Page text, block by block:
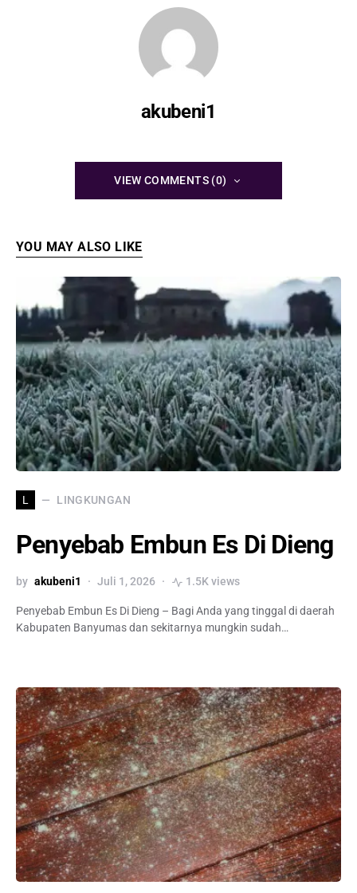
akubeni1
VIEW COMMENTS (0)
YOU MAY ALSO LIKE
L LINGKUNGAN
Penyebab Embun Es Di Dieng
by akubeni1 Juli 1, 2026 1.5K views
Penyebab Embun Es Di Dieng – Bagi Anda yang tinggal di daerah
Kabupaten Banyumas dan sekitarnya mungkin sudah…